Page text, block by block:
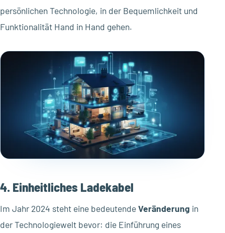
persönlichen Technologie, in der Bequemlichkeit und
Funktionalität Hand in Hand gehen.
4. Einheitliches Ladekabel
Im Jahr 2024 steht eine bedeutendeVeränderung in
der Technologiewelt bevor: die Einführung eines